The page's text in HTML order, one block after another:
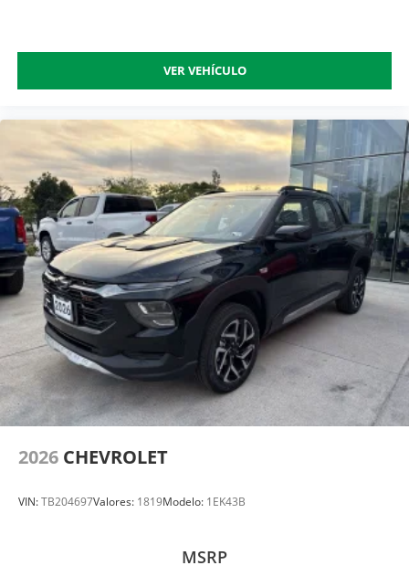
VER VEHÍCULO
2026 CHEVROLET
VIN:TB204697Valores: 1819Modelo: 1EK43B
MSRP